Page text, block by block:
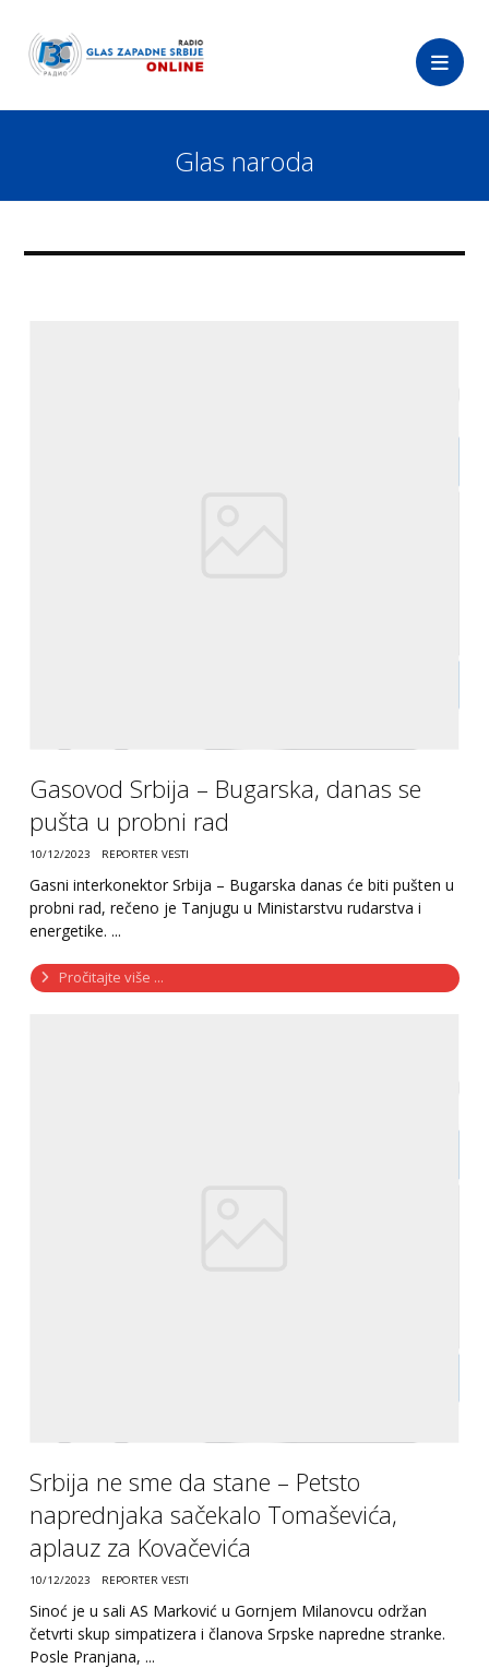
Glas naroda
Gasovod Srbija – Bugarska, danas se
pušta u probni rad
10/12/2023 REPORTER VESTI
Gasni interkonektor Srbija – Bugarska danas će biti pušten u
probni rad, rečeno je Tanjugu u Ministarstvu rudarstva i
energetike. ...
Pročitajte više ...
Srbija ne sme da stane – Petsto
naprednjaka sačekalo Tomaševića,
aplauz za Kovačevića
10/12/2023 REPORTER VESTI
Sinoć je u sali AS Marković u Gornjem Milanovcu održan
četvrti skup simpatizera i članova Srpske napredne stranke.
Posle Pranjana, ...